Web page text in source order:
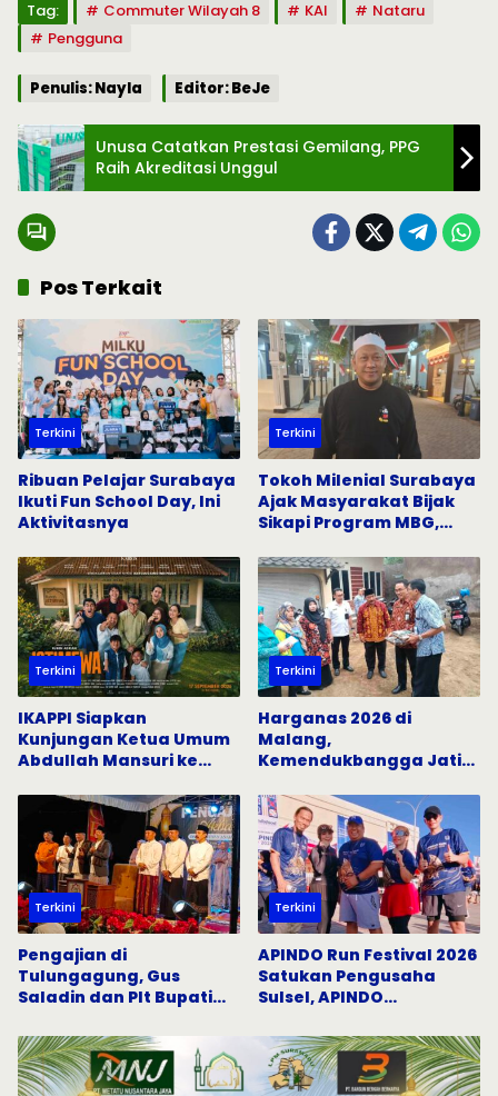
Tag: Commuter Wilayah 8 KAI
Nataru
Pengguna
Penulis: Nayla Editor: BeJe
Unusa Catatkan Prestasi Gemilang, PPG
Raih Akreditasi Unggul
Pos Terkait
Terkini
Ribuan Pelajar Surabaya
Ikuti Fun School Day, Ini
Aktivitasnya
Terkini
Tokoh Milenial Surabaya
Ajak Masyarakat Bijak
Sikapi Program MBG,
Sosial
Terkini
IKAPPI Siapkan
Kunjungan Ketua Umum
Abdullah Mansuri ke
Surabaya
Terkini
Harganas 2026 di
Malang,
Kemendukbangga Jatim
Percepat Penurunan
Stunting
Terkini
Pengajian di
Tulungagung, Gus
Saladin dan Plt Bupati
Keislaman
Terkini
APINDO Run Festival 2026
Satukan Pengusaha
Sulsel, APINDO
Semangat Hidup Sehat